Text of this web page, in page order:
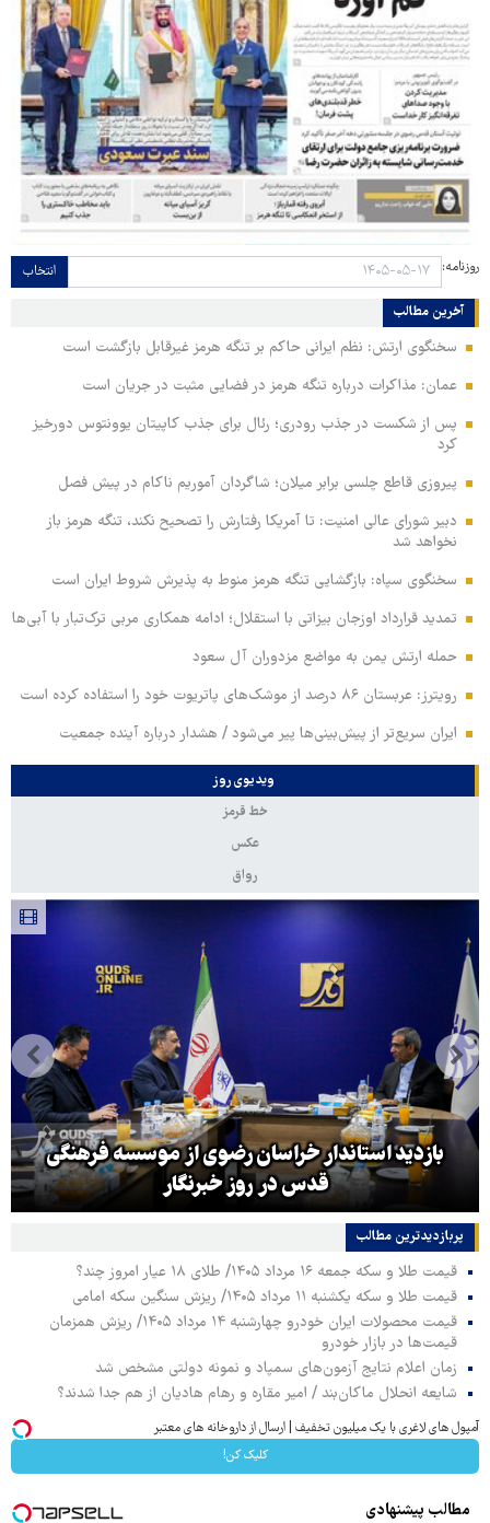
روزنامه: انتخاب
آخرین مطالب
سخنگوی ارتش: نظم ایرانی حاکم بر تنگه هرمز غیرقابل بازگشت است
عمان: مذاکرات درباره تنگه هرمز در فضایی مثبت در جریان است
پس از شکست در جذب رودری؛ رئال برای جذب کاپیتان یوونتوس دورخیز
کرد
پیروزی قاطع چلسی برابر میلان؛ شاگردان آموریم ناکام در پیش فصل
دبیر شورای عالی امنیت: تا آمریکا رفتارش را تصحیح نکند، تنگه هرمز باز
نخواهد شد
سخنگوی سپاه: بازگشایی تنگه هرمز منوط به پذیرش شروط ایران است
تمدید قرارداد اوزجان بیزاتی با استقلال؛ ادامه همکاری مربی ترک‌تبار با آبی‌ها
حمله ارتش یمن به مواضع مزدوران آل سعود
رویترز: عربستان ۸۶ درصد از موشک‌های پاتریوت خود را استفاده کرده است
ایران سریع‌تر از پیش‌بینی‌ها پیر می‌شود / هشدار درباره آینده جمعیت
ویدیوی روز
خط قرمز
عکس
رواق
بازدید استاندار خراسان رضوی از موسسه فرهنگی
قدس در روز خبرنگار
پربازدیدترین‌ مطالب
قیمت طلا و سکه جمعه ۱۶ مرداد ۱۴۰۵/ طلای ۱۸ عیار امروز چند؟
قیمت طلا و سکه یکشنبه ۱۱ مرداد ۱۴۰۵/ ریزش سنگین سکه امامی
قیمت محصولات ایران خودرو چهارشنبه ۱۴ مرداد ۱۴۰۵/ ریزش همزمان
قیمت‌ها در بازار خودرو
زمان اعلام نتایج آزمون‌های سمپاد و نمونه دولتی مشخص شد
شایعه انحلال ماکان‌بند / امیر مقاره و رهام هادیان از هم جدا شدند؟
آمپول های لاغری با یک میلیون تخفیف | ارسال از داروخانه های معتبر
کلیک کن!
مطالب پیشنهادی